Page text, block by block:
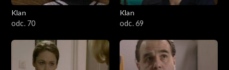
Klan
odc. 70
Klan
odc. 69